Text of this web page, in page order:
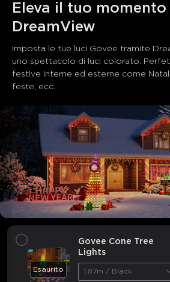
Eleva il tuo momento
DreamView
Imposta le tue luci Govee tramite
uno spettacolo di luci colorato.
festive interne ed esterne come
feste, ecc.
Esaurito
Govee Cone Tree
Lights
1.87m / Black